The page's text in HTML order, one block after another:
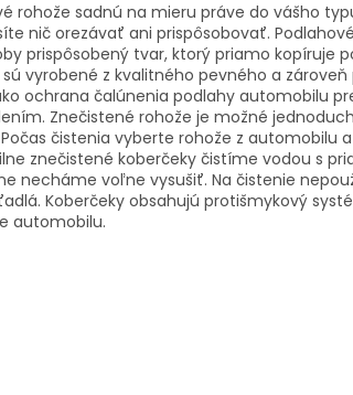
rohože sadnú na mieru práve do vášho
nič orezávať ani prispôsobovať.
prispôsobený tvar, ktorý priamo kopíruje
vyrobené z kvalitného pevného a zároveň
ochrana čalúnenia podlahy automobilu
Znečistené rohože je možné
čistenia vyberte rohože z automobilu
znečistené koberčeky čistíme vodou s
necháme voľne vysušiť. Na čistenie
Koberčeky obsahujú protišmykový
automobilu.